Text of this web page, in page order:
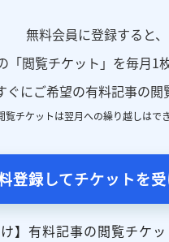
無料会員に登録すると、
「閲覧チケット」を毎月1
ぐにご希望の有料記事の閲
チケットは翌月への繰り越しはでき
登録してチケットを
け】有料記事の閲覧チケ
記事
ログ